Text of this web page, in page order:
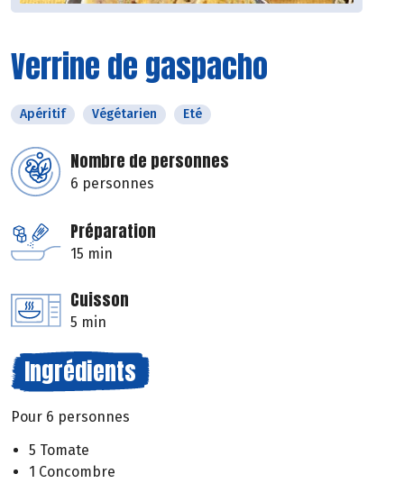
Verrine de gaspacho
Apéritif Végétarien Eté
Nombre de personnes
6 personnes
Préparation
15 min
Cuisson
5 min
Ingrédients
Pour 6 personnes
5 Tomate
1 Concombre